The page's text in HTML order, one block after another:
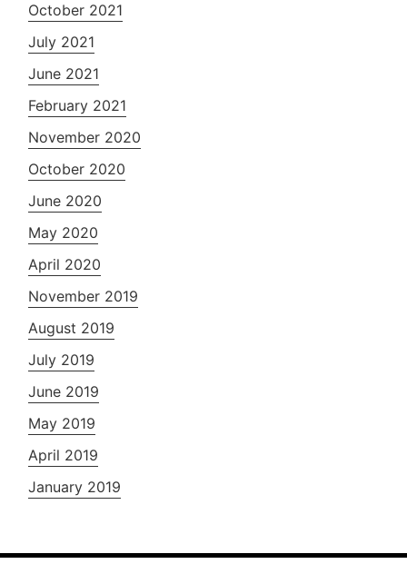
October 2021
July 2021
June 2021
February 2021
November 2020
October 2020
June 2020
May 2020
April 2020
November 2019
August 2019
July 2019
June 2019
May 2019
April 2019
January 2019